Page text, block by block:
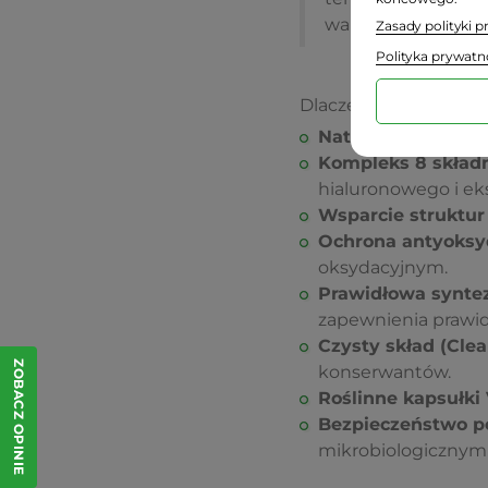
wartościowych
Dlaczego warto
NatiCol®
Kompleks 8
hialuronowego i
Wsparcie
Ochrona
oksydacyjnym.
Prawidłowa
zapewnienia
Czysty skład
konserwantów.
Roślinne kapsułki
Bezpieczeństwo
Zasady polityki
Polityka
ZOBACZ OPINIE